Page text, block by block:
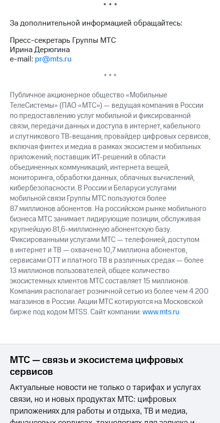
* * *
За дополнительной информацией обращайтесь:
Пресс-секретарь Группы МТС
Ирина Дерюгина
e-mail: pr@mts.ru
* * *
Публичное акционерное общество «Мобильные
ТелеСистемы» (ПАО «МТС») — ведущая компания в России
по предоставлению услуг мобильной и фиксированной
связи, передачи данных и доступа в интернет, кабельного
и спутникового ТВ-вещания; провайдер цифровых сервисов,
включая финтех и медиа в рамках экосистем и мобильных
приложений; поставщик ИТ-решений в области
объединенных коммуникаций, интернета вещей,
мониторинга, обработки данных, облачных вычислений,
кибербезопасности. В России и Беларуси услугами
мобильной связи Группы МТС пользуются более
87 миллионов абонентов. На российском рынке мобильного
бизнеса МТС занимает лидирующие позиции, обслуживая
крупнейшую 81,6-миллионную абонентскую базу.
Фиксированными услугами МТС — телефонией, доступом
в интернет и ТВ — охвачено 10,7 миллиона абонентов,
сервисами OTT и платного ТВ в различных средах — более
13 миллионов пользователей, общее количество
экосистемных клиентов МТС составляет 15 миллионов.
Компания располагает розничной сетью из более чем 4 200
магазинов в России. Акции МТС котируются на Московской
бирже под кодом MTSS. Сайт компании:www.mts.ru
МТС — связь и экосистема цифровых
сервисов
Актуальные новости не только о тарифах и услугах
связи, но и новых продуктах МТС: цифровых
приложениях для работы и отдыха, ТВ и медиа,